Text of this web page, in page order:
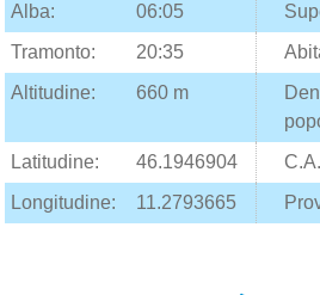
Alba: 06:05
Tramonto:
20:35
Altitudine:
660 m
Latitudine:
46.1946904
Longitudine:
11.2793665